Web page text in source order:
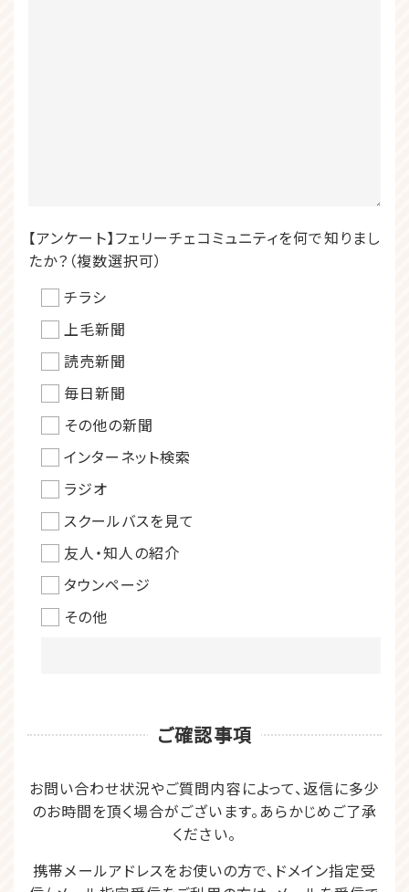
【アンケート】フェリーチェコミュニティを何で知りまし
たか？（複数選択可）
チラシ
上毛新聞
読売新聞
毎日新聞
その他の新聞
インターネット検索
ラジオ
スクールバスを見て
友人・知人の紹介
タウンページ
その他
ご確認事項
お問い合わせ状況やご質問内容によって、返信に多少
のお時間を頂く場合がございます。 あらかじめご了承
ください。
携帯メールアドレスをお使いの方で、 ドメイン指定受